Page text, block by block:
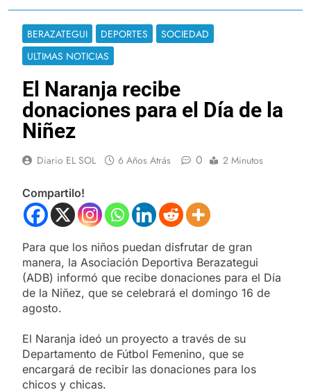
BERAZATEGUI DEPORTES
SOCIEDAD
ULTIMAS NOTICIAS
El Naranja recibe
donaciones para el Día de la
Niñez
Diario EL SOL 6 Años Atrás 0 2 Minutos
Compartilo!
Para que los niños puedan disfrutar de gran
manera, la Asociación Deportiva Berazategui
(ADB) informó que recibe donaciones para el Día
de la Niñez, que se celebrará el domingo 16 de
agosto.
El Naranja ideó un proyecto a través de su
Departamento de Fútbol Femenino, que se
encargará de recibir las donaciones para los
chicos y chicas.